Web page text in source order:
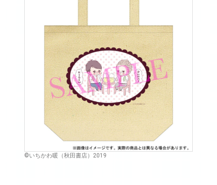
©いちかわ暖（秋田書店）2019